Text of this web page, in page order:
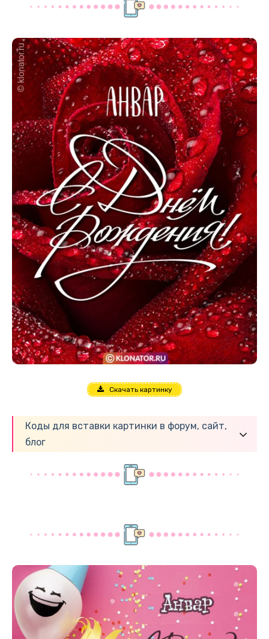
Скачать картинку
Коды для вставки картинки в форум, сайт,
блог